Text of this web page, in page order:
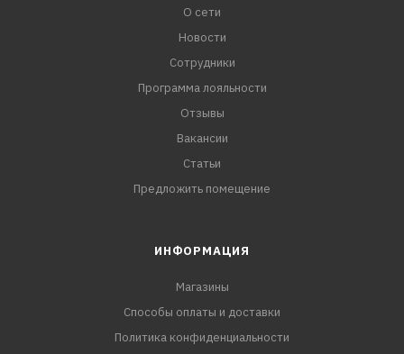
О сети
Новости
Сотрудники
Программа лояльности
Отзывы
Вакансии
Статьи
Предложить помещение
ИНФОРМАЦИЯ
Магазины
Способы оплаты и доставки
Политика конфиденциальности